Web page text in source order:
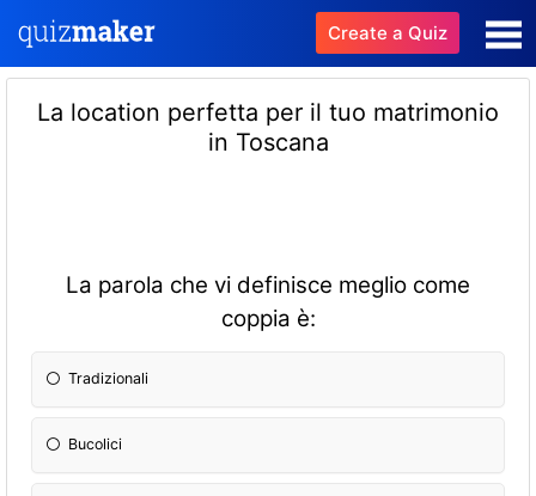
Create a Quiz
La location perfetta per il tuo matrimonio
in Toscana
La parola che vi definisce meglio come
coppia è:
Tradizionali
Bucolici